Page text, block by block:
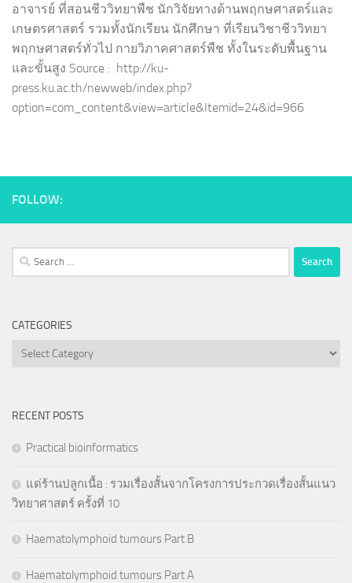
อาจารย์ ที่สอนชีววิทยาพืช นักวิจัยทางด้านพฤกษศาสตร์และ
เกษตรศาสตร์ รวมทั้งนักเรียน นักศึกษา ที่เรียนวิชาชีววิทยา
พฤกษศาสตร์ทั่วไป กายวิภาคศาสตร์พืช ทั้งในระดับพื้นฐาน
และขั้นสูง Source : http://ku-
press.ku.ac.th/newweb/index.php?
option=com_content&view=article&Itemid=24&id=966
FOLLOW:
Search
for:
CATEGORIES
Categories
RECENT POSTS
Practical bioinformatics
แด่ร้านปลูกเนื้อ : รวมเรื่องสั้นจากโครงการประกวดเรื่องสั้นแนว
วิทยาศาสตร์ ครั้งที่ 10
Haematolymphoid tumours Part B
Haematolymphoid tumours Part A